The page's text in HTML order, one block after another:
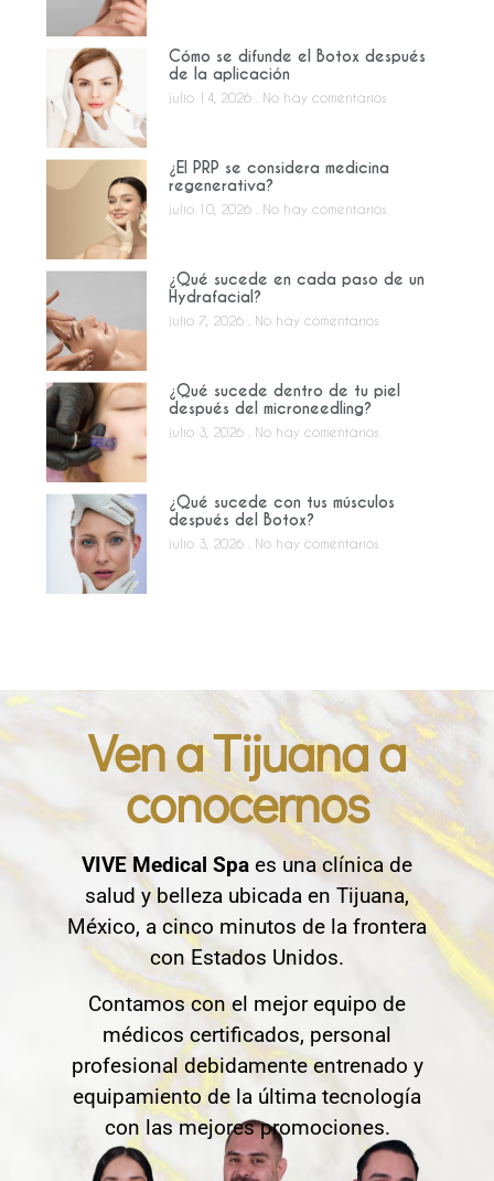
Cómo se difunde el Botox después
de la aplicación
julio 14, 2026 No hay comentarios
¿El PRP se considera medicina
regenerativa?
julio 10, 2026 No hay comentarios
¿Qué sucede en cada paso de un
Hydrafacial?
julio 7, 2026 No hay comentarios
¿Qué sucede dentro de tu piel
después del microneedling?
julio 3, 2026 No hay comentarios
¿Qué sucede con tus músculos
después del Botox?
julio 3, 2026 No hay comentarios
Ven a Tijuana a
conocernos
VIVE Medical Spa es una clínica de
salud y belleza ubicada en Tijuana,
México, a cinco minutos de la frontera
con Estados Unidos.
Contamos con el mejor equipo de
médicos certificados, personal
profesional debidamente entrenado y
equipamiento de la última tecnología
con las mejores promociones.